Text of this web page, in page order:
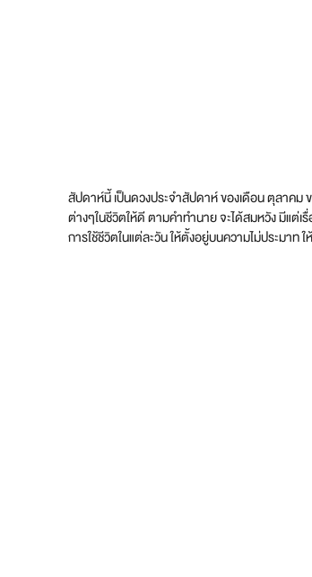
สัปดาห์นี้ เป็นดวงประจำสัปดาห์ ของเดือน ตุลาคม
ต่างๆในชีวิตให้ดี ตามคำทำนาย จะได้สมหวัง มีแต่เ
การใช้ชีวิตในแต่ละวัน ให้ตั้งอยู่บนความไม่ประมาท